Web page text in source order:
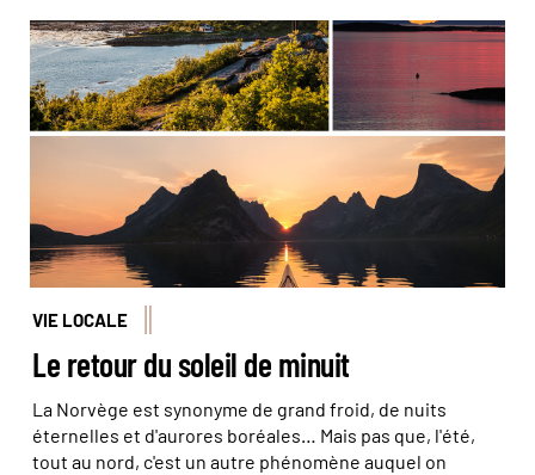
© Juliette Robert/Haytham-Rea - © Roger Johansen -
www.nordnorge.com/Visit Norway - © Tomasz
Furmanek/Visit Norway
VIE LOCALE
Le retour du soleil de minuit
La Norvège est synonyme de grand froid, de nuits
éternelles et d'aurores boréales… Mais pas que, l'été,
tout au nord, c'est un autre phénomène auquel on